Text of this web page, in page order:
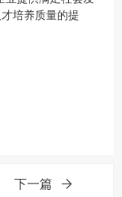
培养质量的提
下一篇